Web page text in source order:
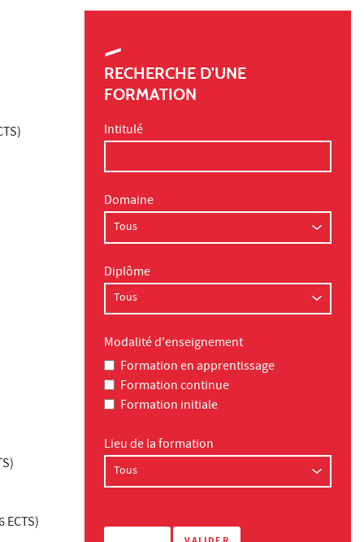
RECHERCHE D'UNE
FORMATION
Intitulé
Domaine
Diplôme
Modalité d'enseignement
Formation en apprentissage
Formation continue
Formation initiale
Lieu de la formation